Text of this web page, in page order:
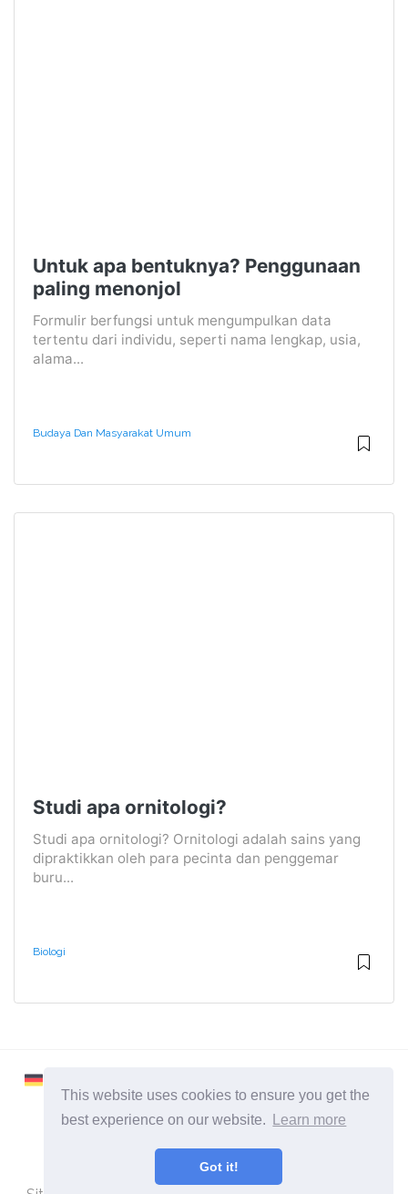
This website uses cookies to ensure you get the
best experience on our website.
Learn more
Got it!
Untuk apa bentuknya? Penggunaan
paling menonjol
Formulir berfungsi untuk mengumpulkan data
tertentu dari individu, seperti nama lengkap, usia,
alama...
Budaya Dan Masyarakat Umum
Studi apa ornitologi?
Studi apa ornitologi? Ornitologi adalah sains yang
dipraktikkan oleh para pecinta dan penggemar
buru...
Biologi
2026 ©Learnaboutworld
Semua Kategori